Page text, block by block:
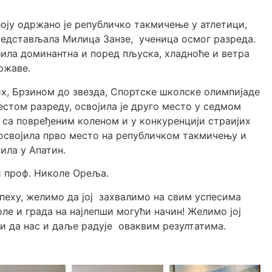
одржано је републичко такмичење у атлетици,
Милица Занзе, ученица осмог разреда.
доминантна и поред пљуска, хладноће и ветра
Брзином до звезда, Спортске школске олимпијаде
разреду, освојила је друго место у седмом
повређеним коленом и у конкуренцији страијих
прво место на републичком такмичењу и
у Апатин.
проф. Николе Ореља.
желимо да јој захвалимо на свим успесима
и града на најлепши могући начин! Желимо јој
да нас и даље радује оваквим резултатима.